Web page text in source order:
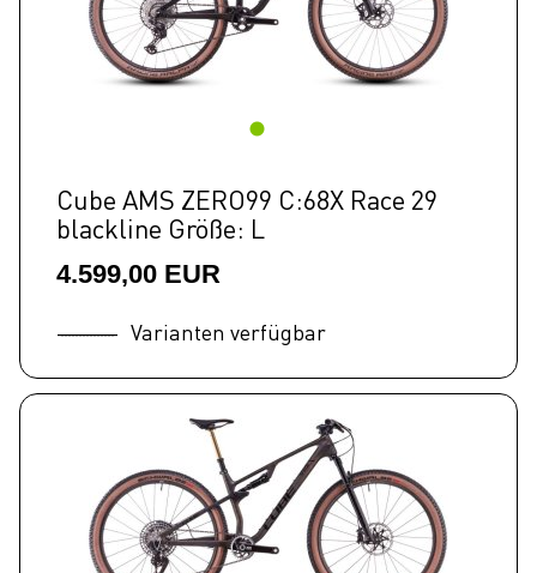
Cube AMS ZERO99 C:68X Race 29
blackline Größe: L
4.599,00 EUR
Varianten verfügbar